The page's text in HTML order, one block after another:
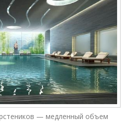
— медленный объем